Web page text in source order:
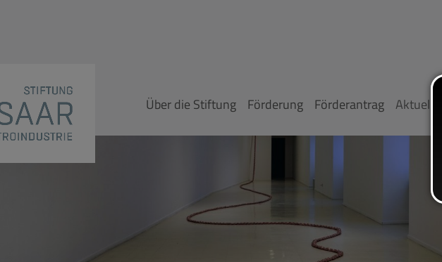
Über die Stiftung Förderung Förderantrag Aktuelles